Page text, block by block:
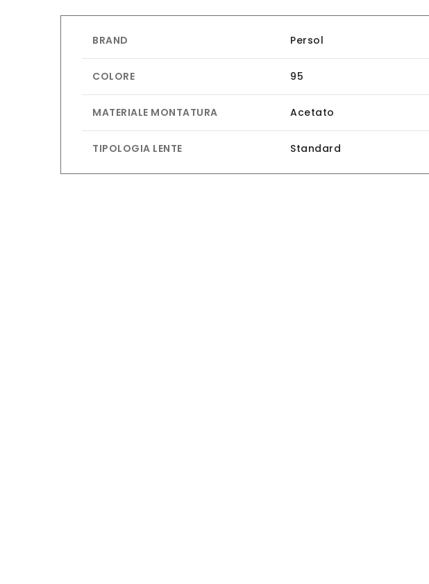
BRAND Persol
COLORE 95
MATERIALE MONTATURA Acetato
TIPOLOGIA LENTE Standard